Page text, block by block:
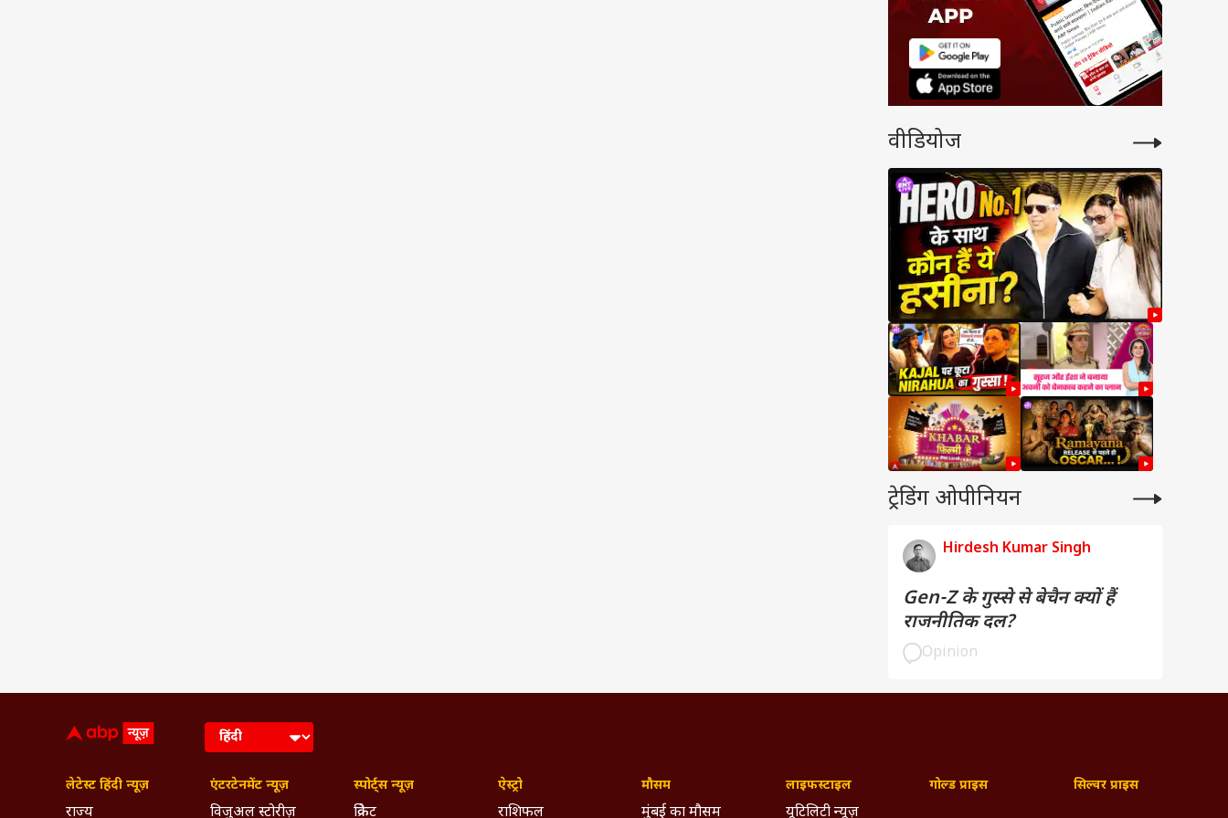
वीडियोज
ट्रेडिंग ओपीनियन
Hirdesh Kumar Singh
Gen-Z के गुस्से से बेचैन क्यों हैं
राजनीतिक दल?
Opinion
लेटेस्ट हिंदी न्यूज़
राज्य
एंटरटेनमेंट न्यूज़
विजुअल स्टोरीज़
स्पोर्ट्स न्यूज़
क्रिकेट
ऐस्ट्रो
राशिफल
मौसम
मुंबई का मौसम
लाइफस्टाइल
यूटिलिटी न्यूज़
गोल्ड प्राइस सिल्वर प्राइस